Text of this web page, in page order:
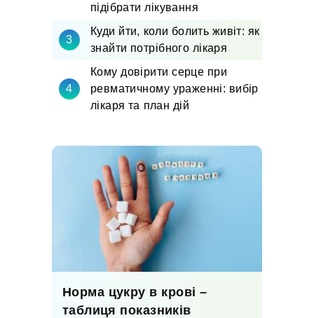
підібрати лікування
Куди йти, коли болить живіт: як
знайти потрібного лікаря
Кому довірити серце при
ревматичному ураженні: вибір
лікаря та план дій
Норма цукру в крові –
таблиця показників